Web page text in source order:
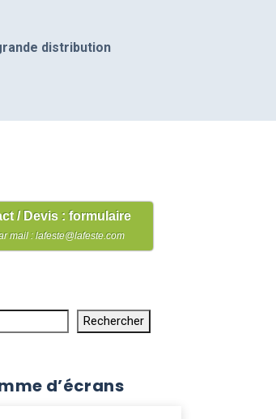
distribution
/ Devis : formulaire
mail : lafeste@lafeste.com
Rechercher
d’écrans